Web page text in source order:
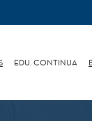
EDU. CONTINUA